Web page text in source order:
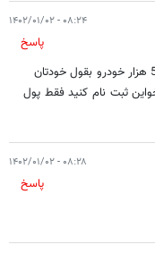
۰۸:۲۴ - ۱۴۰۲/۰۱/۰۲
پاسخ
فقط پول جمع کنید خودرو کجا بود شما 500 هزار خودرو بقول خودتان
ثبت نام کنید فقط پول
۰۸:۲۸ - ۱۴۰۲/۰۱/۰۲
پاسخ